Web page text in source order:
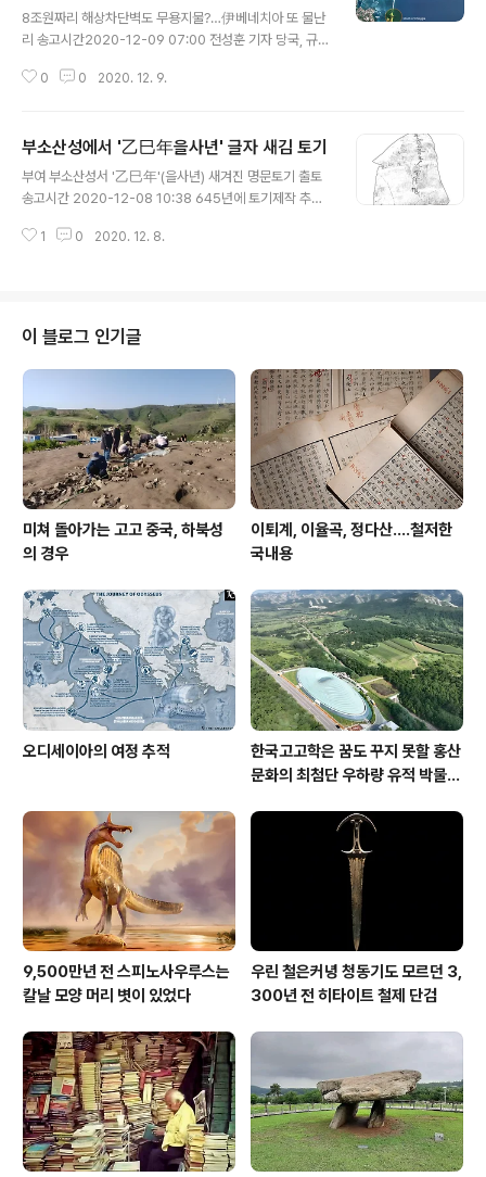
8조원짜리 해상차단벽도 무용지물?…伊베네치아 또 물난
리 송고시간2020-12-09 07:00 전성훈 기자 당국, 규정
상차단벽도 무용지물?…伊베네치아 또 물난리 | 연합뉴스
0) www.yna.co.kr 갓 가동을 시작한 시스템이 출발부터
완벽하면 얼마나 좋겠는가? 내가 몸담은 우리공장 한류기
획단 홈페이지만 해도, 시험 가동 중이어니와 손보아 가는
하고 보완해 나가느냐가 그 성공의 관건 아니겠는가? 이탈
0 0 2020. 12. 9.
부소산성에서 '乙巳年을사년' 글자 새김 토기
부여 부소산성서 '乙巳年'(을사년) 새겨진 명문토기 출토
송고시간 2020-12-08 10:38 645년에 토기제작 추
산성서 ′乙巳年′(을사년) 새겨진 명문토기 출토 부여 부소
∼660) 왕궁으로 k-odyssey.com 부여 부소산성에서
‘乙巳年(645년 추정)’명문 토기 출토 - 국립부여문화재
연구소, 관로 공사중 유구 확인되어 긴급 발굴 - 문화재청
국립부여문화재연구소(소장 황인호)는 부여 부소산성(사
적 제5호) 긴급발굴조사에서 백제~통일신라 시대 성벽, 와
적기단(瓦積基壇) 건물지, 집수시..
1 0 2020. 12. 8.
이 블로그 인기글
미쳐 돌아가는 고고 중국, 하북성
의 경우
이퇴계, 이율곡, 정다산....철저한
국내용
오디세이아의 여정 추적
한국고고학은 꿈도 꾸지 못할 홍산
문화의 최첨단 우하량 유적 박물관
9,500만년 전 스피노사우루스는
칼날 모양 머리 볏이 있었다
우린 철은커녕 청동기도 모르던 3,
300년 전 히타이트 철제 단검